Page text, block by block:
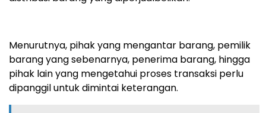
Menurutnya, pihak yang mengantar barang, pemilik
barang yang sebenarnya, penerima barang, hingga
pihak lain yang mengetahui proses transaksi perlu
dipanggil untuk dimintai keterangan.